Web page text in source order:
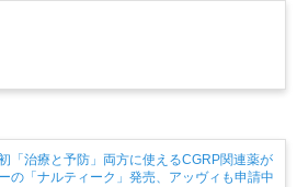
「治療と予防」両方に使えるCGRP関連薬が
の「ナルティーク」発売、アッヴィも申請中